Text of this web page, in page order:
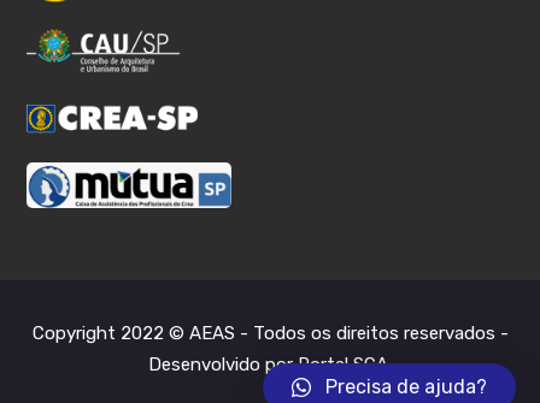
Copyright 2022 © AEAS - Todos os direitos reservados -
Desenvolvido por Portal SCA.
Precisa de ajuda?